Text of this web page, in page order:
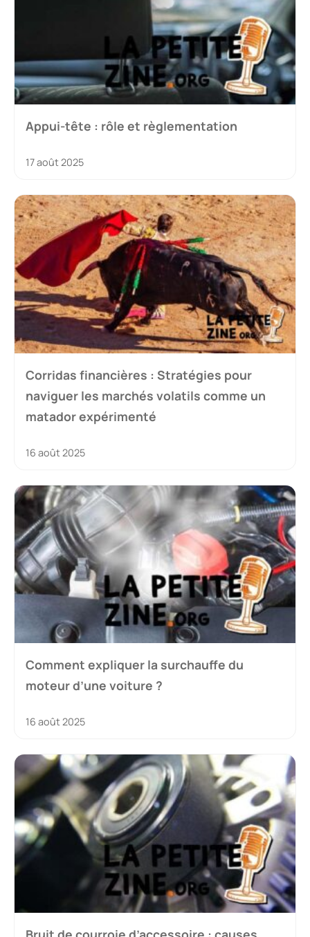
Appui-tête : rôle et règlementation
17 août 2025
Corridas financières : Stratégies pour
naviguer les marchés volatils comme un
matador expérimenté
16 août 2025
Comment expliquer la surchauffe du
moteur d’une voiture ?
16 août 2025